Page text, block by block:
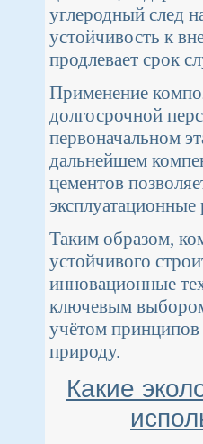
углеродный след
устойчивость к
продлевает срок
Применение
долгосрочной
первоначальном
дальнейшем
цементов
эксплуатационные
Таким образом,
устойчивого
инновационные
ключевым
учётом принципов
природу.
Какие